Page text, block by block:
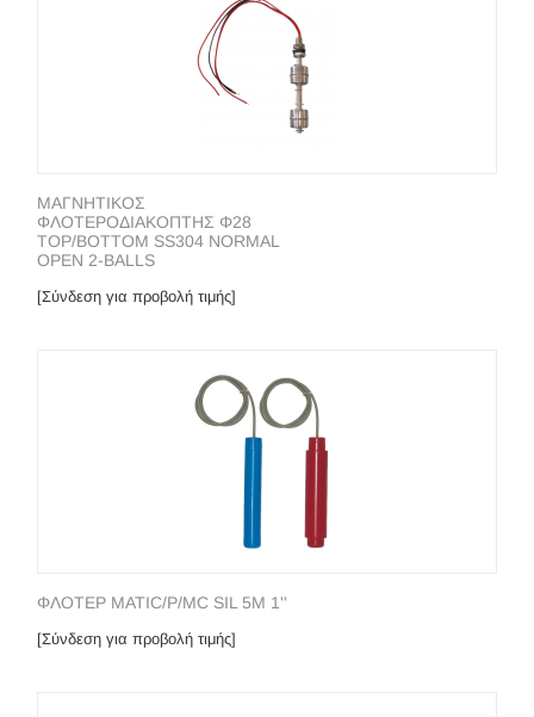
ΜΑΓΝΗΤΙΚΟΣ
ΦΛΟΤΕΡΟΔΙΑΚΟΠΤΗΣ Φ28
TOP/BOTTOM SS304 NORMAL
OPEN 2-BALLS
[Σύνδεση για προβολή τιμής]
ΦΛΟΤΕΡ MATIC/P/MC SIL 5M 1''
[Σύνδεση για προβολή τιμής]